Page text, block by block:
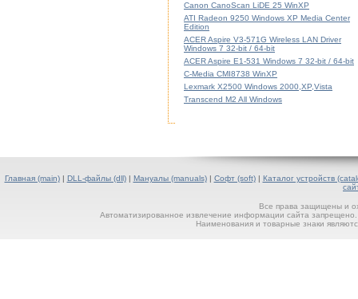
Canon CanoScan LiDE 25 WinXP
ATI Radeon 9250 Windows XP Media Center
Edition
ACER Aspire V3-571G Wireless LAN Driver
Windows 7 32-bit / 64-bit
ACER Aspire E1-531 Windows 7 32-bit / 64-bit
C-Media CMI8738 WinXP
Lexmark X2500 Windows 2000,XP,Vista
Transcend M2 All Windows
Главная (main)| DLL-файлы (dll)| Мануалы (manuals)| Софт (soft)|
Каталог устройств
Все права защищены и
Автоматизированное извлечение информации сайта
Наименования и товарные знаки